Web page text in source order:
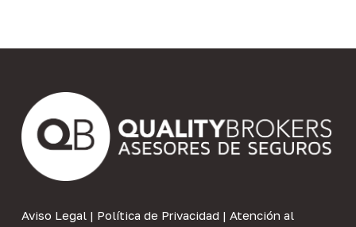
Aviso Legal| Política de Privacidad | Atención al